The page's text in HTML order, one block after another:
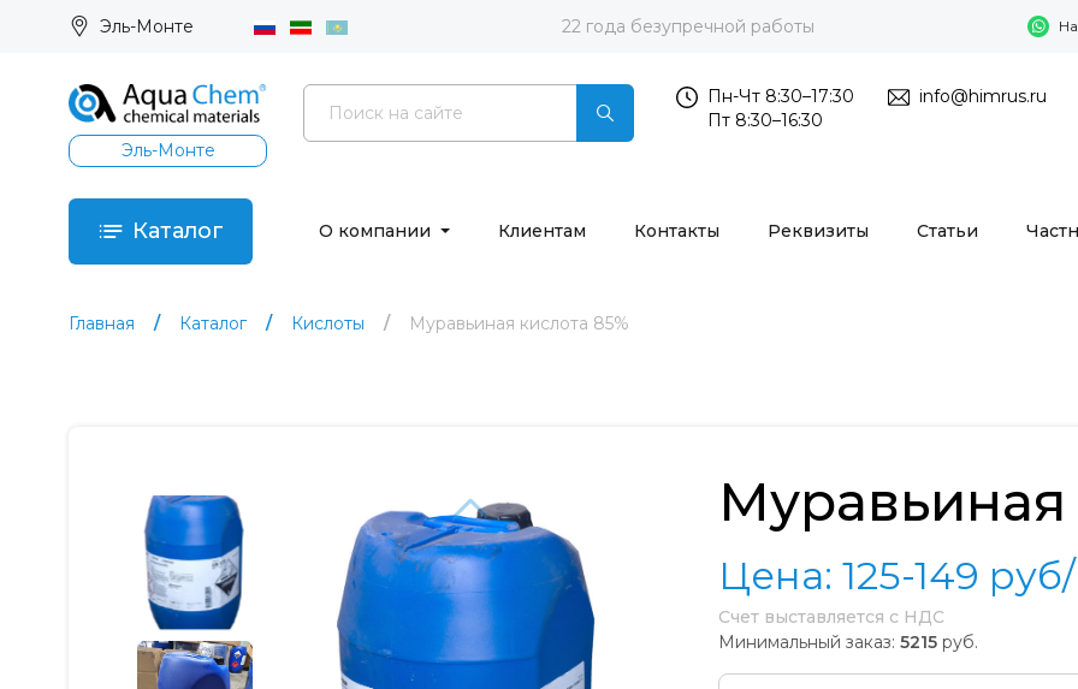
Эль-Монте 22 года безупречной работы
Эль-Монте
Пн-Чт 8:30–17:30
Пт 8:30–16:30
info@himrus.ru
Каталог О компании Клиентам Контакты Реквизиты Статьи
Главная Каталог Кислоты Муравьиная кислота 85%
Муравьиная
Цена: 125-149
Счет выставляется с НДС
Минимальный заказ: 5215 руб.